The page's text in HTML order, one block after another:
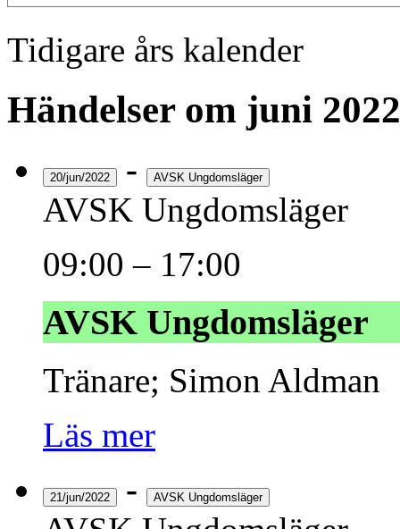
Tidigare års kalender
Händelser om juni
20/jun/2022 - AVSK Ungdomsläger
AVSK Ungdomsläger
09:00– 17:00
AVSK Ungdomsläger
Tränare; Simon Aldman
Läs mer
21/jun/2022 - AVSK Ungdomsläger